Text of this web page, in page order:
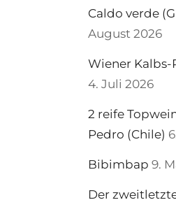
Caldo verde
August 2026
Wiener
4. Juli 2026
2 reife
Pedro (Chile)
Bibimbap 9.
Der